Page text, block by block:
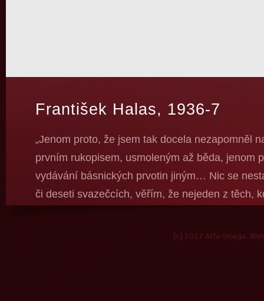
František Halas, 1936-7
„Jenom proto, že jsem tak docela nezapomněl
prvním rukopisem, usmoleným až běda, jenom
vydávání básnických prvotin jiným… Nic se
či deseti svazečcích, věřím, že nejeden z těch,
tom? Ale nevěřím tomu příliš, znám ten jed!“
(c) 2012 Alfa Omega.